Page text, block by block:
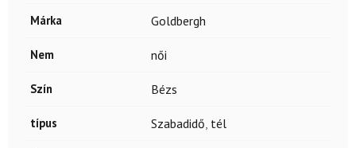
Márka Goldbergh
Nem női
Szín Bézs
típus Szabadidő tél